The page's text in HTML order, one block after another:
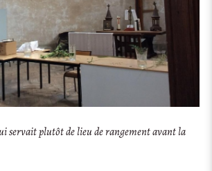
servait plutôt de lieu de rangement avant la